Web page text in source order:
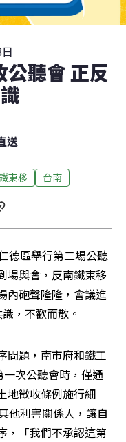
聽會 正反
送
東移 台南
德區舉行第二場公聽
場與會，反南鐵東移
內砲聲隆隆，會議進
，不歡而散。
問題，南市府和鐵工
次公聽會時，僅通
地徵收條例施行細
他利害關係人，讓自
，「我們不承認這第